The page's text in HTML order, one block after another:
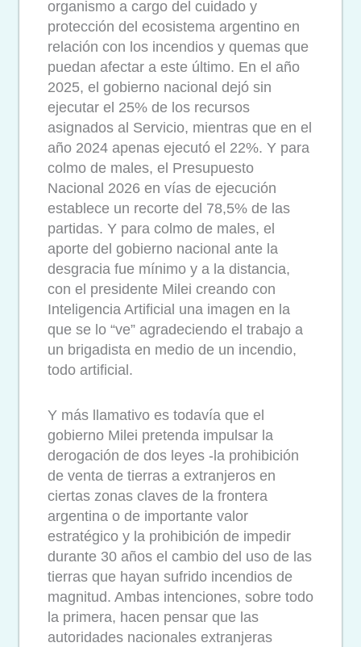
organismo a cargo del cuidado y
protección del ecosistema argentino en
relación con los incendios y quemas que
puedan afectar a este último. En el año
2025, el gobierno nacional dejó sin
ejecutar el 25% de los recursos
asignados al Servicio, mientras que en el
año 2024 apenas ejecutó el 22%. Y para
colmo de males, el Presupuesto
Nacional 2026 en vías de ejecución
establece un recorte del 78,5% de las
partidas. Y para colmo de males, el
aporte del gobierno nacional ante la
desgracia fue mínimo y a la distancia,
con el presidente Milei creando con
Inteligencia Artificial una imagen en la
que se lo “ve” agradeciendo el trabajo a
un brigadista en medio de un incendio,
todo artificial.
Y más llamativo es todavía que el
gobierno Milei pretenda impulsar la
derogación de dos leyes -la prohibición
de venta de tierras a extranjeros en
ciertas zonas claves de la frontera
argentina o de importante valor
estratégico y la prohibición de impedir
durante 30 años el cambio del uso de las
tierras que hayan sufrido incendios de
magnitud. Ambas intenciones, sobre todo
la primera, hacen pensar que las
autoridades nacionales extranjeras